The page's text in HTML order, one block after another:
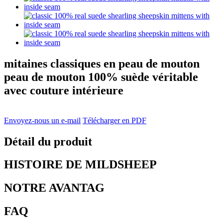
mitaines classiques en peau de mouton
peau de mouton 100% suède véritable
avec couture intérieure
Envoyez-nous un e-mail Télécharger en PDF
Détail du produit
HISTOIRE DE MILDSHEEP
NOTRE AVANTAG
FAQ